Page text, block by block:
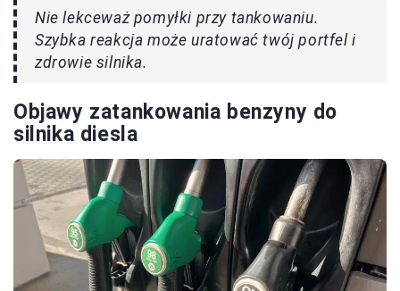
Nie lekceważ pomyłki przy tankowaniu.
Szybka reakcja może uratować twój portfel i
zdrowie silnika.
Objawy zatankowania benzyny do
silnika diesla